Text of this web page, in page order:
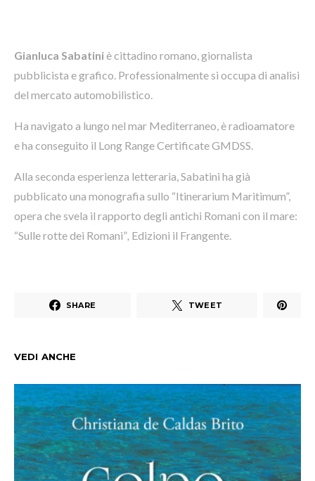
Gianluca Sabatiniè cittadino romano, giornalista
pubblicista e grafico. Professionalmente si occupa di analisi
del mercato automobilistico.
Ha navigato a lungo nel mar Mediterraneo, è radioamatore
e ha conseguito il Long Range Certificate GMDSS.
Alla seconda esperienza letteraria, Sabatini ha già
pubblicato una monografia sullo “Itinerarium Maritimum”,
opera che svela il rapporto degli antichi Romani con il mare:
“Sulle rotte dei Romani”, Edizioni il Frangente.
SHARE TWEET
VEDI ANCHE